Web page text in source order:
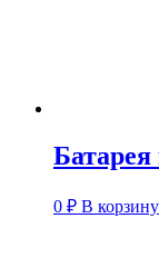
0 ₽ В корзину